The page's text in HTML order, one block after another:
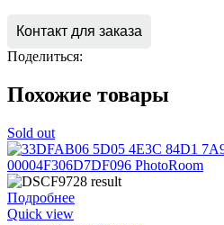
Контакт для заказа
Поделиться:
Похожие товары
Sold out
Подробнее
Quick view